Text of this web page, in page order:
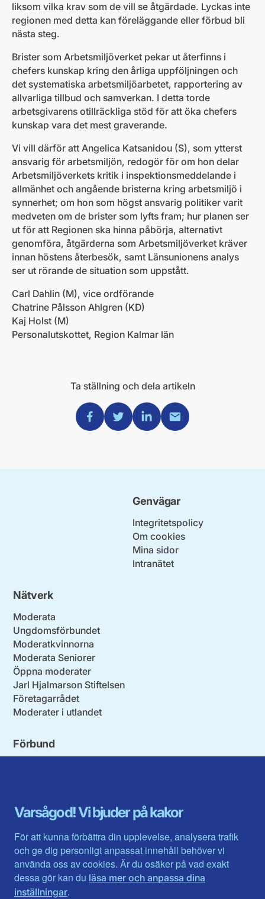
Varsågod! Vi bjuder på kakor
För att kunna förbättra din upplevelse, analysera trafik
och ge dig personligt anpassat innehåll behöver vi
använda oss av cookies. Är du osäker på vad exakt
dessa gör kan du läsa mer och anpassa dina
inställningar.
liksom vilka krav som de vill se åtgärdade. Lyckas inte
regionen med detta kan föreläggande eller förbud bli
nästa steg.
Brister som Arbetsmiljöverket pekar ut återfinns i
chefers kunskap kring den årliga uppföljningen och
det systematiska arbetsmiljöarbetet, rapportering av
allvarliga tillbud och samverkan. I detta torde
arbetsgivarens otillräckliga stöd för att öka chefers
kunskap vara det mest graverande.
Vi vill därför att Angelica Katsanidou (S), som ytterst
ansvarig för arbetsmiljön, redogör för om hon delar
Arbetsmiljöverkets kritik i inspektionsmeddelande i
allmänhet och angående bristerna kring arbetsmiljö i
synnerhet; om hon som högst ansvarig politiker varit
medveten om de brister som lyfts fram; hur planen ser
ut för att Regionen ska hinna påbörja, alternativt
genomföra, åtgärderna som Arbetsmiljöverket kräver
innan höstens återbesök, samt Länsunionens analys
ser ut rörande de situation som uppstått.
Carl Dahlin (M), vice ordförande
Chatrine Pålsson Ahlgren (KD)
Kaj Holst (M)
Personalutskottet, Region Kalmar län
Ta ställning och dela artikeln
Dela via Facebook
Dela via Twitter
Dela via Linkedin
Dela via Mail
Genvägar
Integritetspolicy
Om cookies
Mina sidor
Intranätet
Nätverk
Moderata
Ungdomsförbundet
Moderatkvinnorna
Moderata Seniorer
Öppna moderater
Jarl Hjalmarson Stiftelsen
Företagarrådet
Moderater i utlandet
Förbund
Gävleborg
Halland
Jämtlands län
Jönköpings län
Kalmar län
Kronobergs län
Norrbotten
Värmlands län
Västerbotten
Västra Götaland
Västernorrland
Västmanland
Örebro län
Östergötland